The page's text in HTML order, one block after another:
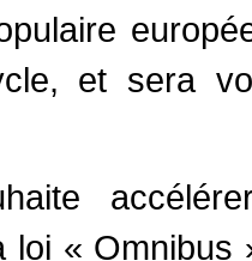
et sera
loi «